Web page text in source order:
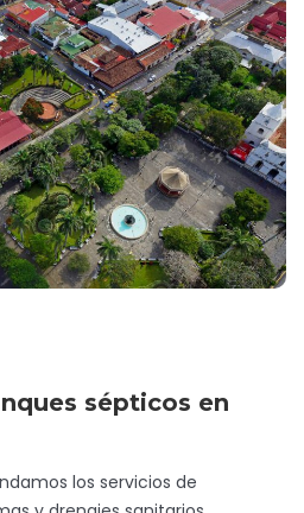
sépticos en
los servicios de